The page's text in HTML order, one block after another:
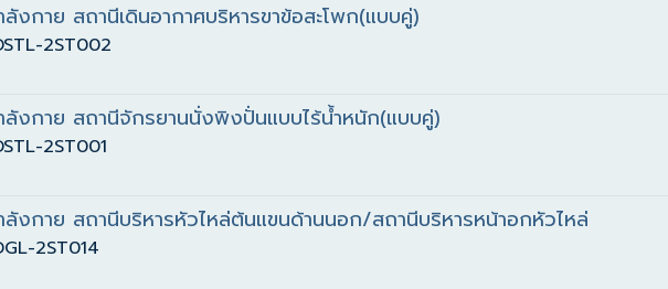
งกาย สถานีเดินอากาศบริหารขาข้อสะโพก(แบบคู่)
2ST002
ลังกาย สถานีจักรยานนั่งพิงปั่นแบบไร้น้ำหนัก(แบบคู่)
2ST001
ลังกาย สถานีบริหารหัวไหล่ต้นแขนด้านนอก/สถานีบริหารหน้าอกหัวไหล่
2ST014